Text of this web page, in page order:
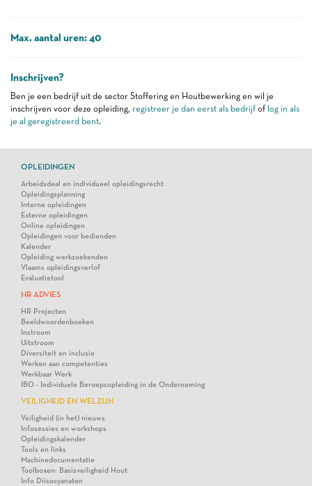
Max. aantal uren: 40
Inschrijven?
Ben je een bedrijf uit de sector Stoffering en Houtbewerking en wil je
inschrijven voor deze opleiding, registreer je dan eerst als bedrijf of log in als
je al geregistreerd bent.
OPLEIDINGEN
Arbeidsdeal en individueel opleidingsrecht
Opleidingsplanning
Interne opleidingen
Externe opleidingen
Online opleidingen
Opleidingen voor bedienden
Kalender
Opleiding werkzoekenden
Vlaams opleidingsverlof
Evaluatietool
HR ADVIES
HR Projecten
Beeldwoordenboeken
Instroom
Uitstroom
Diversiteit en inclusie
Werken aan competenties
Werkbaar Werk
IBO - Individuele Beroepsopleiding in de Onderneming
VEILIGHEID EN WELZIJN
Veiligheid (in het) nieuws
Infosessies en workshops
Opleidingskalender
Tools en links
Machinedocumentatie
Toolboxen: Basisveiligheid Hout
Info Diisocyanaten